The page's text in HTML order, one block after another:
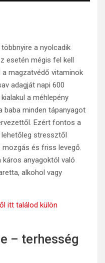
a nyolcadik
esetén mégis fel kell
magzatvédő vitaminok
adagját napi 600
a méhlepény
baba minden tápanyagot
Ezért fontos a
lehetőleg stressztől
mozgás és friss levegő.
anyagoktól való
alkohol vagy
itt találod külön
– terhesség